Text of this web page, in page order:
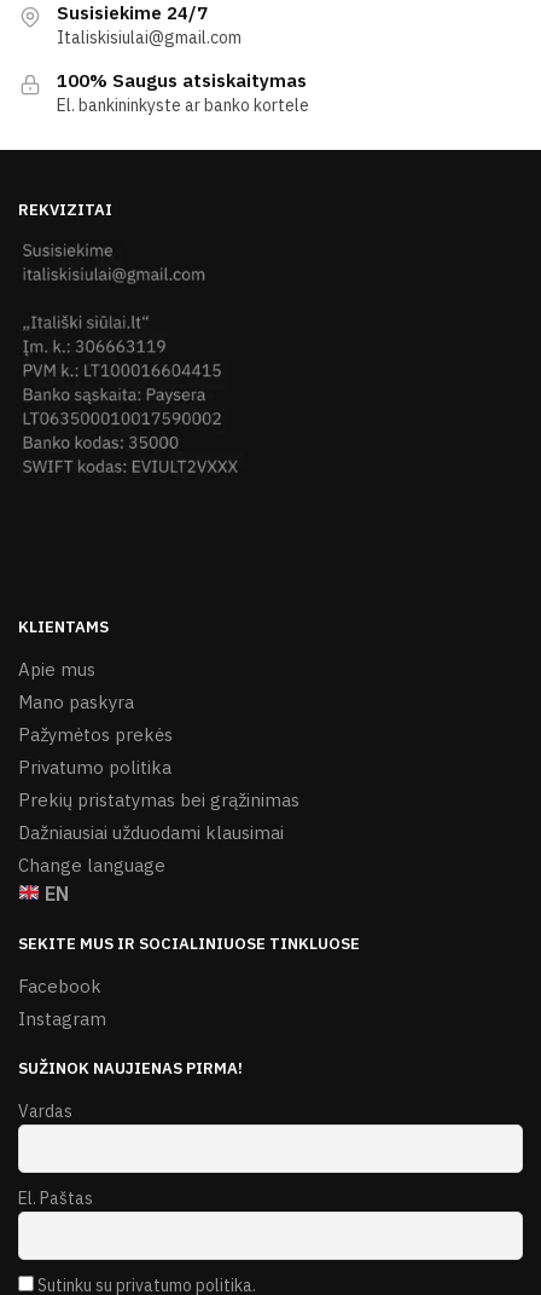
Susisiekime 24/7
Italiskisiulai@gmail.com
100% Saugus atsiskaitymas
El. bankininkyste ar banko kortele
REKVIZITAI
KLIENTAMS
Apie mus
Mano paskyra
Pažymėtos prekės
Privatumo politika
Prekių pristatymas bei grąžinimas
Dažniausiai užduodami klausimai
Change language
EN
SEKITE MUS IR SOCIALINIUOSE TINKLUOSE
Facebook
Instagram
SUŽINOK NAUJIENAS PIRMA!
Vardas
El. Paštas
Sutinku su privatumo politika.